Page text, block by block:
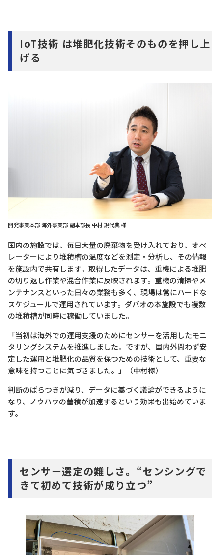
IoT技術 は堆肥化技術そのものを押し上
げる
開発事業本部 海外事業部 副本部長 中村 規代典 様
国内の施設では、毎日大量の廃棄物を受け入れており、オペ
レーターにより堆積槽の温度などを測定・分析し、その情報
を施設内で共有します。取得したデータは、重機による堆肥
の切り返し作業や混合作業に反映されます。重機の清掃やメ
ンテナンスといった日々の業務も多く、現場は常にハードな
スケジュールで運用されています。ダバオの本施設でも複数
の堆積槽が同時に稼働していました。
「当初は海外での運用支援のためにセンサーを活用したモニ
タリングシステムを推進しました。ですが、国内外問わず安
定した運用と堆肥化の品質を保つための技術として、重要な
意味を持つことに気づきました。」（中村様）
判断のばらつきが減り、データに基づく議論ができるように
なり、ノウハウの蓄積が加速するという効果も出始めていま
す。
センサー選定の難しさ。“センシングで
きて初めて技術が成り立つ”